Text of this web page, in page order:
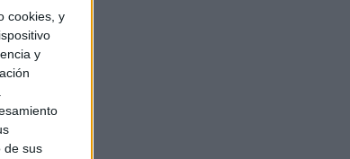
cookies, y
y
de sus